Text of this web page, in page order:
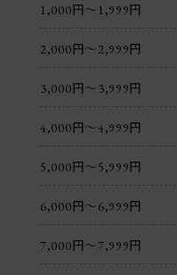
1,000円〜1,999円
2,000円〜2,999円
3,000円〜3,999円
4,000円〜4,999円
5,000円〜5,999円
6,000円〜6,999円
7,000円〜7,999円